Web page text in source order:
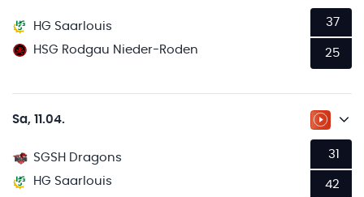
HG Saarlouis
HSG Rodgau Nieder-Roden
37
25
Sa, 11.04. ZUM
SGSH Dragons
HG Saarlouis
31
42